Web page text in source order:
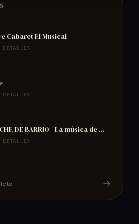
Cabaret El Musical
DETALLES
DETALLES
DE BARRIO - La música de tu
DETALLES